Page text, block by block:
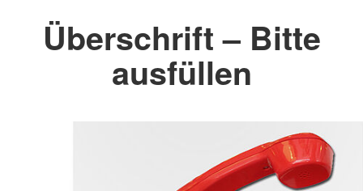
Überschrift – Bitte
ausfüllen